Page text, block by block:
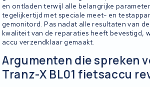
en ontladen terwijl alle belangrijke
tegelijkertijd met speciale meet- en
gemonitord. Pas nadat alle resultaten van
kwaliteit van de reparaties heeft bevestigd,
accu verzendklaar gemaakt.
Argumenten die spreken
Tranz-X BL01 fietsaccu